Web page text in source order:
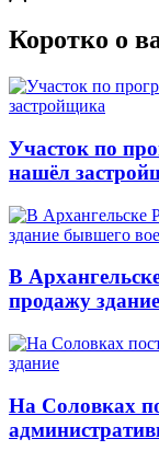
Коротко о
Участок по
нашёл
В
продажу
На Соловках